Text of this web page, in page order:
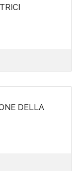
DELLA